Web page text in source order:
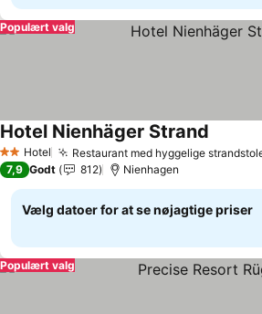
Populært valg
2 Stjerner
Hotel Restaurant med hyggelige
Hotel Nienhäger Strand
7,9 Godt 812 Nienhagen
Vælg datoer for at se nøjagtige priser
Populært valg